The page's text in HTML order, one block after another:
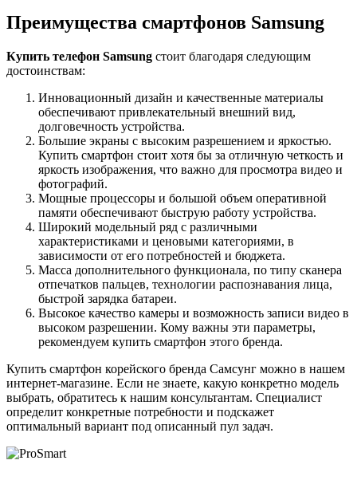
Преимущества смартфонов Samsung
Купить телефон Samsung стоит благодаря следующим
достоинствам:
Инновационный дизайн и качественные материалы
обеспечивают привлекательный внешний вид,
долговечность устройства.
Большие экраны с высоким разрешением и яркостью.
Купить смартфон стоит хотя бы за отличную четкость и
яркость изображения, что важно для просмотра видео и
фотографий.
Мощные процессоры и большой объем оперативной
памяти обеспечивают быструю работу устройства.
Широкий модельный ряд с различными
характеристиками и ценовыми категориями, в
зависимости от его потребностей и бюджета.
Масса дополнительного функционала, по типу сканера
отпечатков пальцев, технологии распознавания лица,
быстрой зарядка батареи.
Высокое качество камеры и возможность записи видео в
высоком разрешении. Кому важны эти параметры,
рекомендуем купить смартфон этого бренда.
Купить смартфон корейского бренда Самсунг можно в нашем
интернет-магазине. Если не знаете, какую конкретно модель
выбрать, обратитесь к нашим консультантам. Специалист
определит конкретные потребности и подскажет
оптимальный вариант под описанный пул задач.